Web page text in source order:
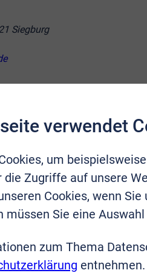
Siegburg
Sieg GmbH
verwendet
um
die Zugriffe auf unsere
Cookies, wenn
müssen Sie eine
zum Thema